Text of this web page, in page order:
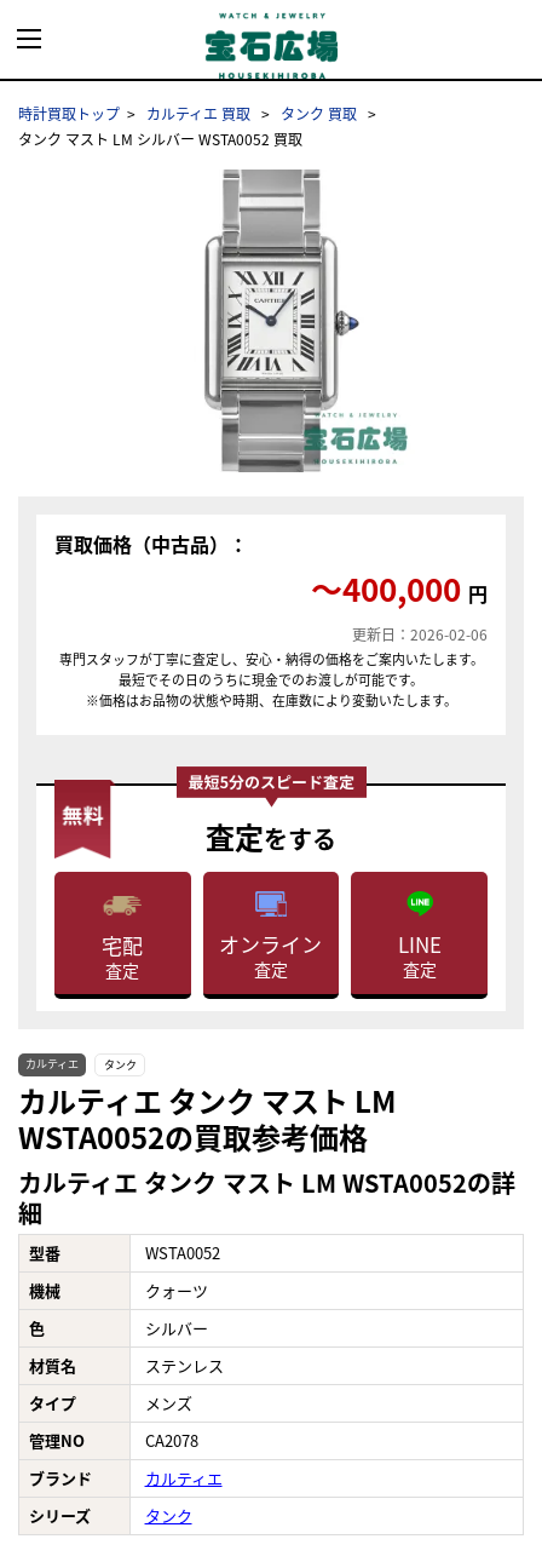
時計買取トップ カルティエ 買取
タンク 買取
タンク マスト LM シルバー WSTA0052 買取
買取価格（中古品）：
〜400,000 円
更新日：2026-02-06
専門スタッフが丁寧に査定し、安心・納得の価格をご案内いたします。
最短でその日のうちに現金でのお渡しが可能です。
※価格はお品物の状態や時期、在庫数により変動いたします。
査定をする
宅配
査定
オンライン
査定
LINE
査定
カルティエ タンク
カルティエ タンク マスト LM
WSTA0052の買取参考価格
カルティエ タンク マスト LM WSTA0052の詳
細
型番
WSTA0052
機械
クォーツ
色
シルバー
材質名
ステンレス
タイプ
メンズ
管理NO
CA2078
ブランド
カルティエ
シリーズ
タンク